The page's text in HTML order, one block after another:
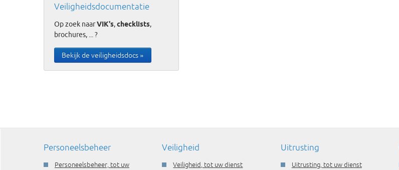
Veiligheidsdocumentatie
Op zoek naarVIK's,checklists,
brochures, ... ?
Bekijk de veiligheidsdocs »
Personeelsbeheer
Personeelsbeheer, tot uw
Veiligheid
Veiligheid, tot uw dienst
Uitrusting
Uitrusting, tot uw dienst